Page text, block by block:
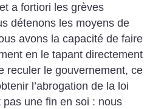
a fortiori les grèves
détenons les moyens de
avons la capacité de faire
en le tapant directement
reculer le gouvernement, ce
l’abrogation de la loi
pas une fin en soi : nous